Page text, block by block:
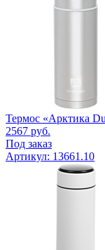
Термос «Арктика
2567 руб.
Под заказ
Артикул: 13661.10